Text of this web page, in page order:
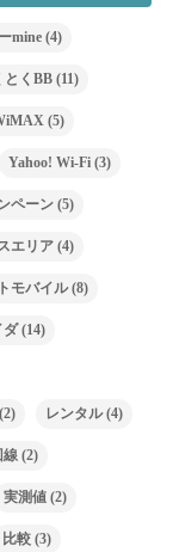
mine(4)
とくBB(11)
(5)
Yahoo! Wi-Fi(3)
ペーン(5)
エリア(4)
モバイル(8)
ダ(14)
レンタル(4)
線(2)
実測値(2)
比較(3)